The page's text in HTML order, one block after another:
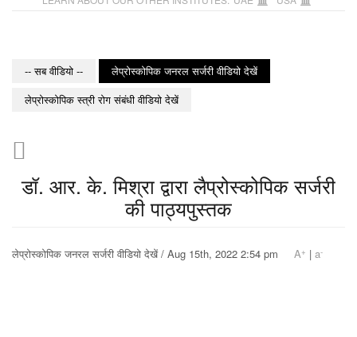
-- सब वीडियो --
लेप्रोस्कोपिक जनरल सर्जरी वीडियो देखें
लेप्रोस्कोपिक स्त्री रोग संबंधी वीडियो देखें
डॉ. आर. के. मिश्रा द्वारा लैप्रोस्कोपिक सर्जरी
की पाठ्यपुस्तक
लेप्रोस्कोपिक जनरल सर्जरी वीडियो देखें / Aug 15th, 2022 2:54 pm A+ | a-